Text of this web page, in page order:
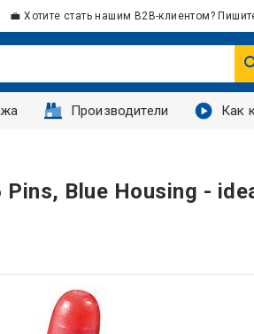
💼 Хотите стать нашим B2B-клиентом?
Производители Как
Blue Housing -